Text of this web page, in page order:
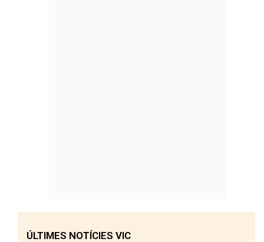
ÚLTIMES NOTÍCIES VIC